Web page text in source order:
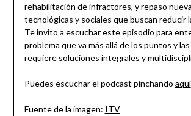
rehabilitación de infractores, y repaso
tecnológicas y sociales que buscan reducir
Te invito a escuchar este episodio para
problema que va más allá de los puntos y
requiere soluciones integrales y
Puedes escuchar el podcast pinchando aquí
Fuente de la imagen: ITV